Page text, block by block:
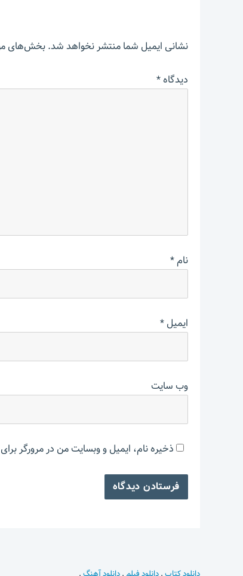
نشانی ایمیل شما منتشر نخواهد شد.بخش‌های
دیدگاه*
نام*
ایمیل*
وب‌ سایت
ذخیره نام، ایمیل و وبسایت من در مرورگر
دانلود کتاب.دانلود فیلم .دانلود آهنگ.